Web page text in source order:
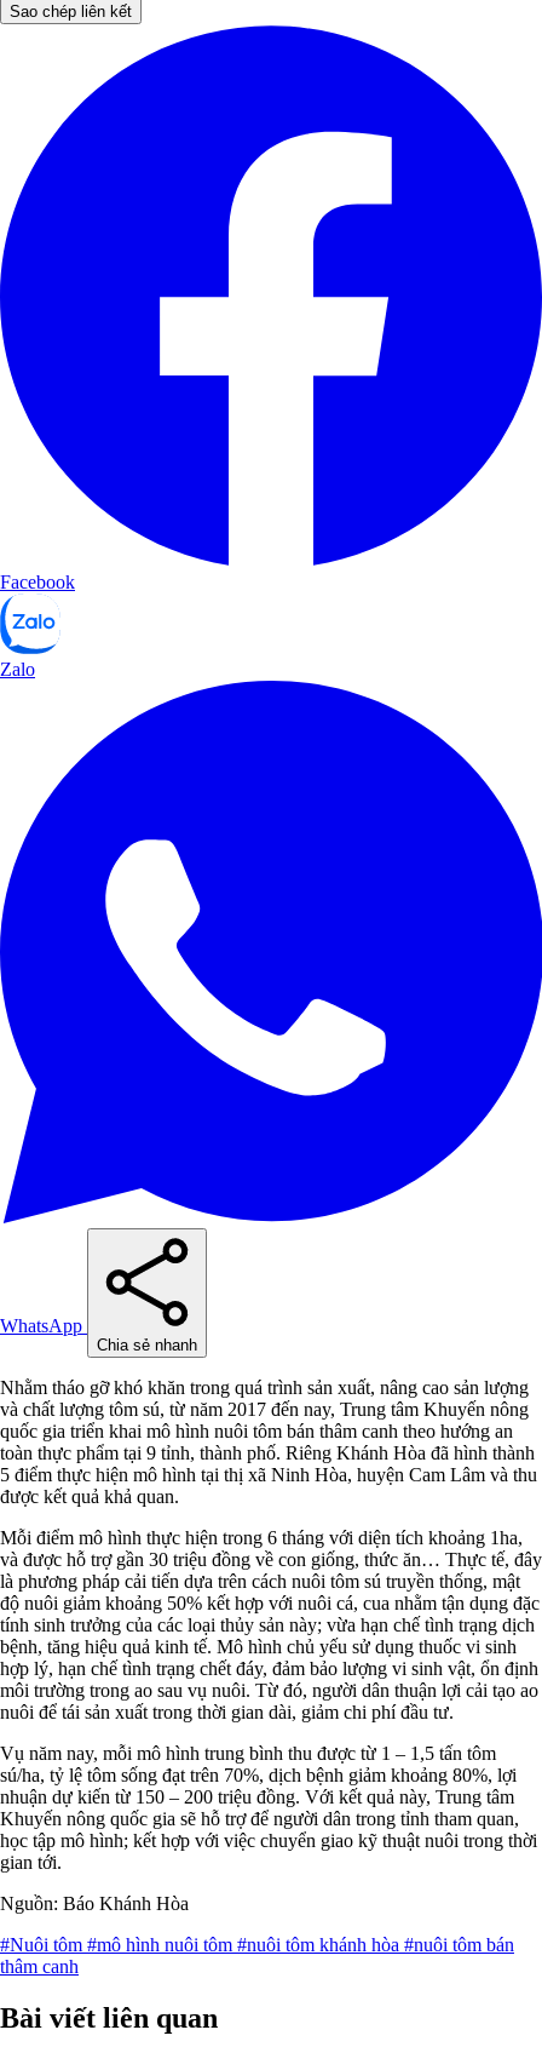
Sao chép liên kết
Facebook
Zalo
WhatsApp
Chia sẻ nhanh
Nhằm tháo gỡ khó khăn trong quá trình sản xuất, nâng cao sản lượng
và chất lượng tôm sú, từ năm 2017 đến nay, Trung tâm Khuyến nông
quốc gia triển khai mô hình nuôi tôm bán thâm canh theo hướng an
toàn thực phẩm tại 9 tỉnh, thành phố. Riêng Khánh Hòa đã hình thành
5 điểm thực hiện mô hình tại thị xã Ninh Hòa, huyện Cam Lâm và thu
được kết quả khả quan.
Mỗi điểm mô hình thực hiện trong 6 tháng với diện tích khoảng 1ha,
và được hỗ trợ gần 30 triệu đồng về con giống, thức ăn… Thực tế, đây
là phương pháp cải tiến dựa trên cách nuôi tôm sú truyền thống, mật
độ nuôi giảm khoảng 50% kết hợp với nuôi cá, cua nhằm tận dụng đặc
tính sinh trưởng của các loại thủy sản này; vừa hạn chế tình trạng dịch
bệnh, tăng hiệu quả kinh tế. Mô hình chủ yếu sử dụng thuốc vi sinh
hợp lý, hạn chế tình trạng chết đáy, đảm bảo lượng vi sinh vật, ổn định
môi trường trong ao sau vụ nuôi. Từ đó, người dân thuận lợi cải tạo ao
nuôi để tái sản xuất trong thời gian dài, giảm chi phí đầu tư.
Vụ năm nay, mỗi mô hình trung bình thu được từ 1 – 1,5 tấn tôm
sú/ha, tỷ lệ tôm sống đạt trên 70%, dịch bệnh giảm khoảng 80%, lợi
nhuận dự kiến từ 150 – 200 triệu đồng. Với kết quả này, Trung tâm
Khuyến nông quốc gia sẽ hỗ trợ để người dân trong tỉnh tham quan,
học tập mô hình; kết hợp với việc chuyển giao kỹ thuật nuôi trong thời
gian tới.
Nguồn: Báo Khánh Hòa
#Nuôi tôm #mô hình nuôi tôm #nuôi tôm khánh hòa #nuôi tôm bán
thâm canh
Bài viết liên quan